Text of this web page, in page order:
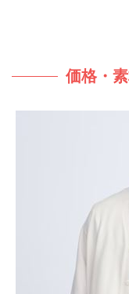
価格・